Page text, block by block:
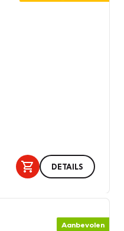
DETAILS
Aanbevolen